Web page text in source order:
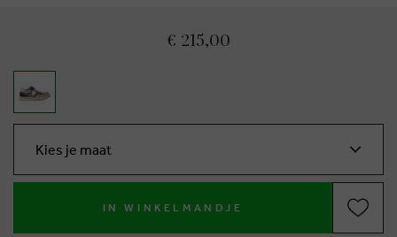
€ 215,00
Kies je maat
IN WINKELMANDJE